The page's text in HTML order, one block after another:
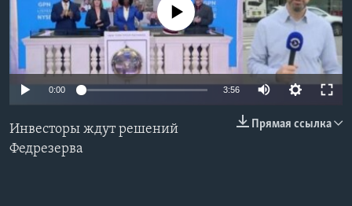
Learning English
СОЦИАЛЬНЫЕ СЕТИ
Языки
No media source currently available
0:00 3:56
Прямая ссылка
Инвесторы ждут решений
Федрезерва